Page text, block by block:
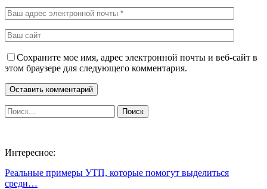
Сохраните мое имя, адрес электронной почты и веб-сайт в
этом браузере для следующего комментария.
Интересное:
Реальные примеры УТП, которые помогут выделиться
среди…